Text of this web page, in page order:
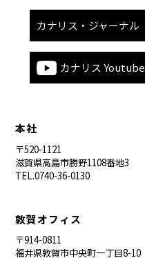
カナリス・ジャーナル
カナリス Youtube
本社
〒520-1121
滋賀県高島市勝野1108番地3
TEL.0740-36-0130
敦賀オフィス
〒914-0811
福井県敦賀市中央町一丁目8-10